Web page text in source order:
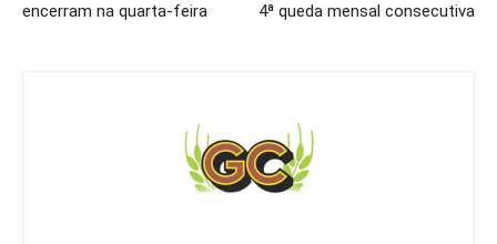
encerram na quarta-feira
4ª queda mensal consecutiva